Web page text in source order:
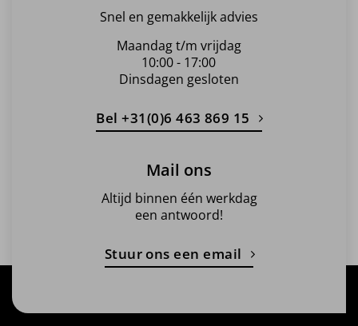
Snel en gemakkelijk advies
Maandag t/m vrijdag
10:00 - 17:00
Dinsdagen gesloten
Bel +31(0)6 463 869 15
Mail ons
Altijd binnen één werkdag
een antwoord!
Stuur ons een email